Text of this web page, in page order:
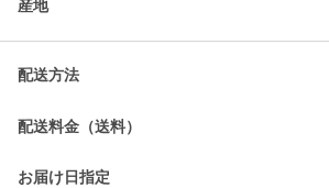
産地
配送方法
配送料金（送料）
お届け日指定